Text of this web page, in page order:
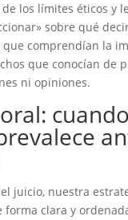
los límites éticos y
sobre qué
que comprendían la
que conocían de
ni opiniones.
juicio, nuestra
forma clara y